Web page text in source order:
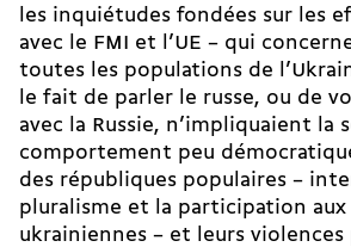
les inquiétudes fondées sur les
avec le FMI et l’UE – qui
toutes les populations de
le fait de parler le russe, ou de
avec la Russie, n’impliquaient la
comportement peu
des républiques populaires –
pluralisme et la participation
ukrainiennes – et leurs